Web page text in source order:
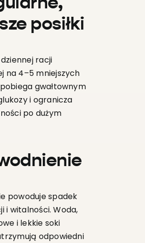
posiłki
racji
na 4–5 mniejszych
gwałtownym
i ogranicza
po dużym
powoduje spadek
i witalności. Woda,
i lekkie soki
odpowiedni